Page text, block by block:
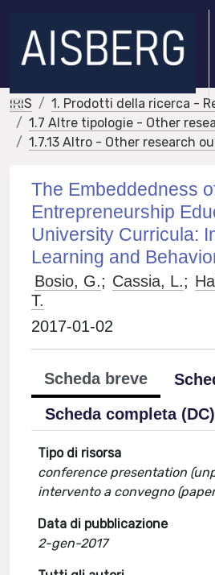
IRIS
1. Prodotti della ricerca -
1.7 Altre tipologie - Other
1.7.13 Altro - Other research
The Embeddedness
Entrepreneurship
University Curricula:
Learning and
Bosio, G.; Cassia, L.;
T.
2017-01-02
Scheda breve
Scheda completa (DC)
Tipo di risorsa
conference presentation
intervento a convegno
Data di pubblicazione
2-gen-2017